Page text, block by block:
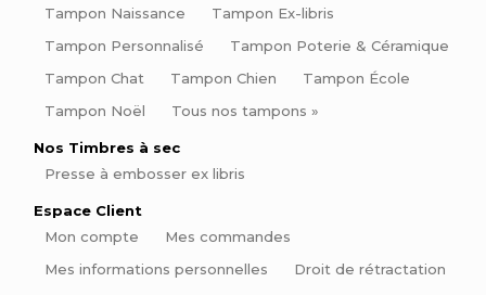
Tampon Naissance
Tampon Ex-libris
Tampon Personnalisé
Tampon Poterie & Céramique
Tampon Chat
Tampon Chien
Tampon École
Tampon Noël
Tous nos tampons »
Nos Timbres à sec
Presse à embosser ex libris
Espace Client
Mon compte
Mes commandes
Mes informations personnelles
Droit de rétractation